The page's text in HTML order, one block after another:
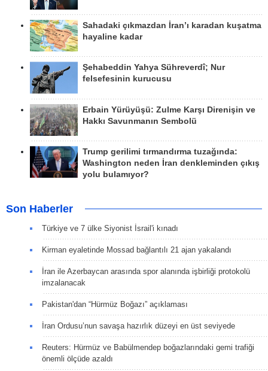
Sahadaki çıkmazdan İran’ı karadan kuşatma
hayaline kadar
Şehabeddin Yahya Sühreverdî; Nur
felsefesinin kurucusu
Erbain Yürüyüşü: Zulme Karşı Direnişin ve
Hakkı Savunmanın Sembolü
Trump gerilimi tırmandırma tuzağında:
Washington neden İran denkleminden çıkış
yolu bulamıyor?
Son Haberler
Türkiye ve 7 ülke Siyonist İsrail'i kınadı
Kirman eyaletinde Mossad bağlantılı 21 ajan yakalandı
İran ile Azerbaycan arasında spor alanında işbirliği protokolü
imzalanacak
Pakistan'dan “Hürmüz Boğazı” açıklaması
İran Ordusu’nun savaşa hazırlık düzeyi en üst seviyede
Reuters: Hürmüz ve Babülmendep boğazlarındaki gemi trafiği
önemli ölçüde azaldı